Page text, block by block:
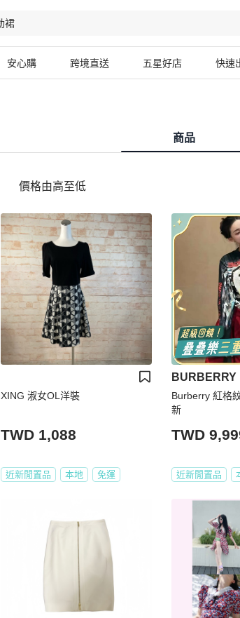
安心購 跨境直送 五星好店 快速
商品
價格由高至低
XING 淑女OL洋裝
TWD 1,088
近新閒置品 本地 免運
BURBERRY
Burberry 紅格
新
TWD
近新閒置品